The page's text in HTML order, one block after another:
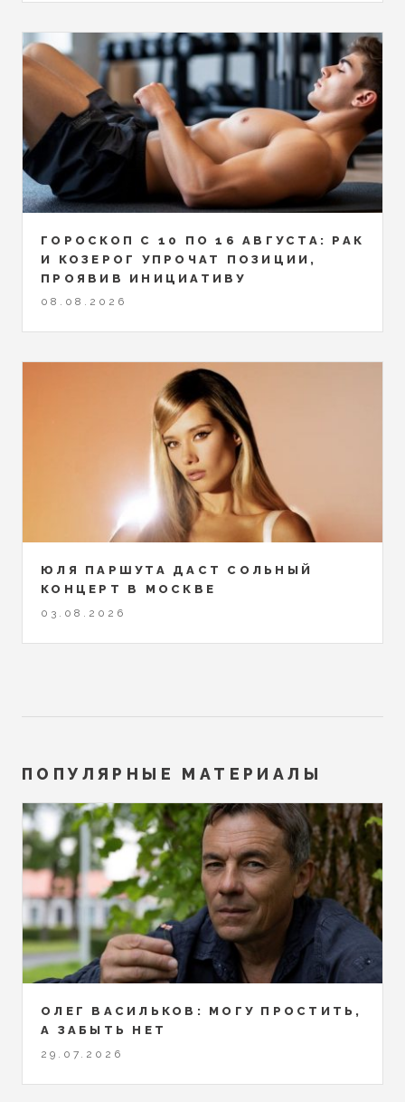
ГОРОСКОП С 10 ПО 16 АВГУСТА: РАК
И КОЗЕРОГ УПРОЧАТ ПОЗИЦИИ,
ПРОЯВИВ ИНИЦИАТИВУ
08.08.2026
ЮЛЯ ПАРШУТА ДАСТ СОЛЬНЫЙ
КОНЦЕРТ В МОСКВЕ
03.08.2026
ПОПУЛЯРНЫЕ МАТЕРИАЛЫ
ОЛЕГ ВАСИЛЬКОВ: МОГУ ПРОСТИТЬ,
А ЗАБЫТЬ НЕТ
29.07.2026